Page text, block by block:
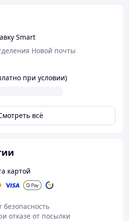
Smart
Новой почты
при условии)
всё
картой
безопасность
отказе от посылки